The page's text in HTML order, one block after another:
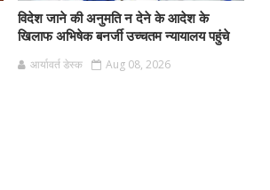
विदेश जाने की अनुमति न देने के आदेश के
खिलाफ अभिषेक बनर्जी उच्चतम न्यायालय पहुंचे
आर्यावर्त डेस्क Aug 08, 2026